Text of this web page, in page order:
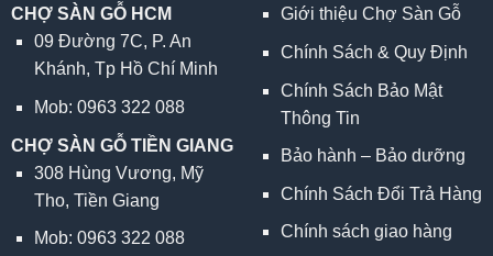
CHỢ SÀN GỖ HCM
09 Đường 7C, P. An
Khánh, Tp Hồ Chí Minh
Mob: 0963 322 088
CHỢ SÀN GỖ TIỀN GIANG
308 Hùng Vương, Mỹ
Tho, Tiền Giang
Mob: 0963 322 088
Giới thiệu Chợ Sàn Gỗ
Chính Sách & Quy Định
Chính Sách Bảo Mật
Thông Tin
Bảo hành – Bảo dưỡng
Chính Sách Đổi Trả Hàng
Chính sách giao hàng